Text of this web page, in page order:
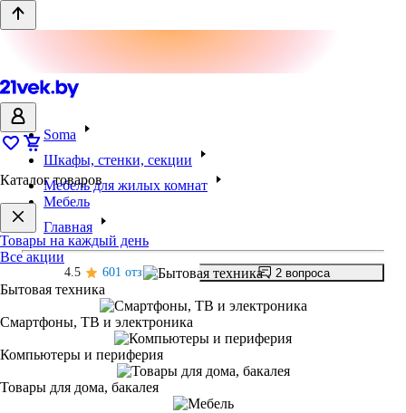
Каталог товаров
Товары на каждый день
Все акции
Бытовая техника
Смартфоны, ТВ и электроника
Компьютеры и периферия
Товары для дома, бакалея
Soma
Шкафы, стенки, секции
Мебель для жилых комнат
Мебель
Главная
4.5 601 отзыв 2 вопроса